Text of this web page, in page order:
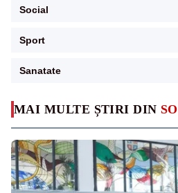
MAI MULTE ȘTIRI DIN
Social
Sport
Sanatate